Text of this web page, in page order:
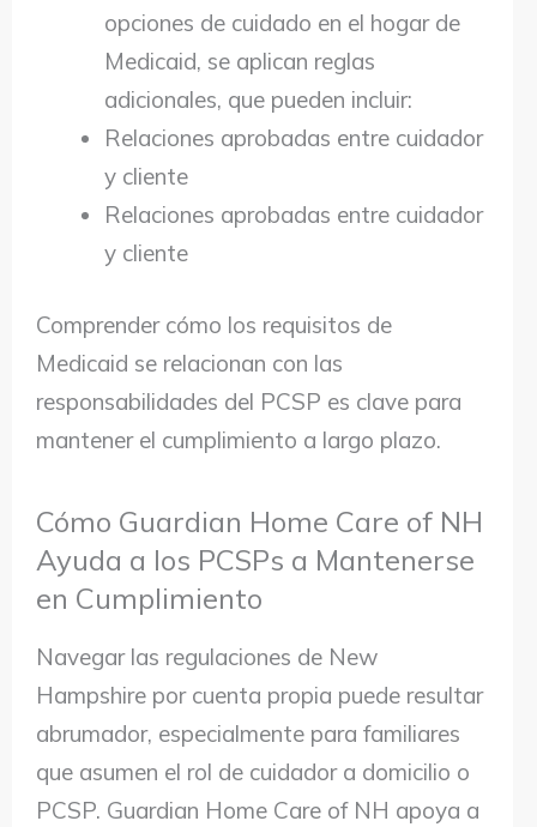
opciones de cuidado en el hogar de
Medicaid, se aplican reglas
adicionales, que pueden incluir:
Relaciones aprobadas entre cuidador
y cliente
Relaciones aprobadas entre cuidador
y cliente
Comprender cómo los requisitos de
Medicaid se relacionan con las
responsabilidades del PCSP es clave para
mantener el cumplimiento a largo plazo.
Cómo Guardian Home Care of NH
Ayuda a los PCSPs a Mantenerse
en Cumplimiento
Navegar las regulaciones de New
Hampshire por cuenta propia puede resultar
abrumador, especialmente para familiares
que asumen el rol de cuidador a domicilio o
PCSP. Guardian Home Care of NH apoya a